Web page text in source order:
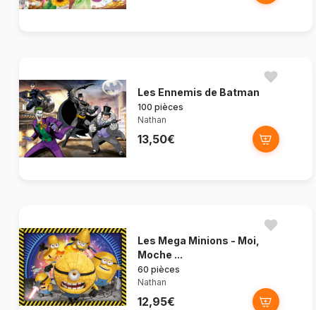
Les Ennemis de Batman
100 pièces
Nathan
13,50€
Les Mega Minions - Moi,
Moche ...
60 pièces
Nathan
12,95€